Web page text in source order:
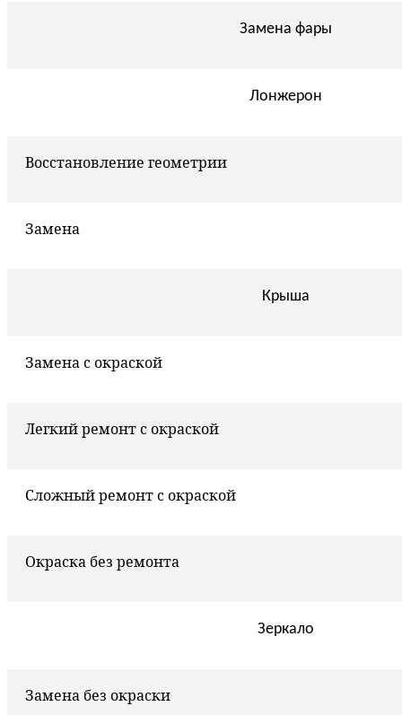
Замена фары
Лонжерон
Восстановление геометрии
Замена
Крыша
Замена с окраской
Легкий ремонт с окраской
Сложный ремонт с окраской
Окраска без ремонта
Зеркало
Замена без окраски